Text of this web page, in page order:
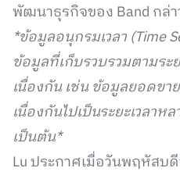
พัฒนาธุรกิจของ Band กล่า
*ข้อมูลอนุกรมเวลา (Time
ข้อมูลที่เก็บรวบรวมตามระ
เนื่องกัน เช่น ข้อมูลยอดข
เนื่องกันไปเป็นระยะเวลา
เป็นต้น*
Lu ประกาศเมื่อวันพฤหัสบ